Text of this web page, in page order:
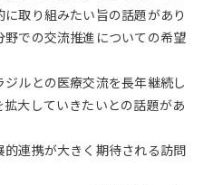
取り組みたい旨の話題があり
での交流推進についての希望
ルとの医療交流を長年継続し
大していきたいとの話題があ
連携が大きく期待される訪問